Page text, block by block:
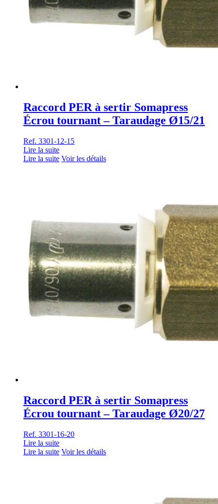
Raccord PER à sertir Somapress
Écrou tournant – Taraudage Ø15/21
Ref. 3301-12-15
Lire la suite
Lire la suite Voir les détails
Raccord PER à sertir Somapress
Écrou tournant – Taraudage Ø20/27
Ref. 3301-16-20
Lire la suite
Lire la suite Voir les détails